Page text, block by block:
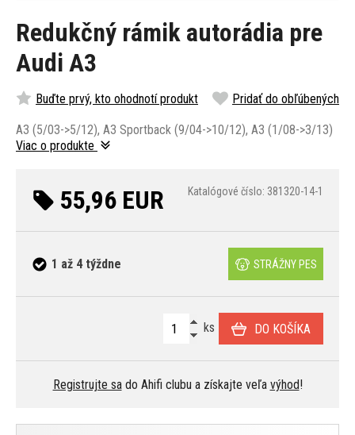
Redukčný rámik autorádia pre
Audi A3
Buďte prvý, kto ohodnotí produkt Pridať do obľúbených
A3 (5/03->5/12), A3 Sportback (9/04->10/12), A3 (1/08->3/13)
Viac o produkte
55,96 EUR Katalógové číslo: 381320-14-1
1 až 4 týždne STRÁŽNY PES
ks DO KOŠÍKA
Registrujte sado Ahifi clubu a získajte veľa výhod!